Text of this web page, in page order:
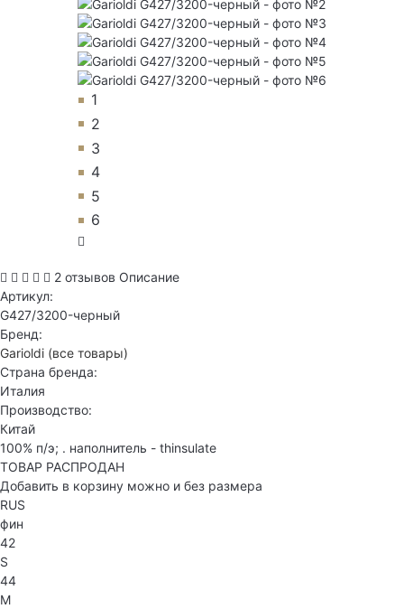
1
2
3
4
5
6
2 отзывов Описание
Артикул:
G427/3200-черный
Бренд:
Garioldi (все товары)
Страна бренда:
Италия
Производство:
Китай
100% п/э; . наполнитель - thinsulate
ТОВАР РАСПРОДАН
Добавить в корзину можно и без размера
RUS
фин
42
S
44
M